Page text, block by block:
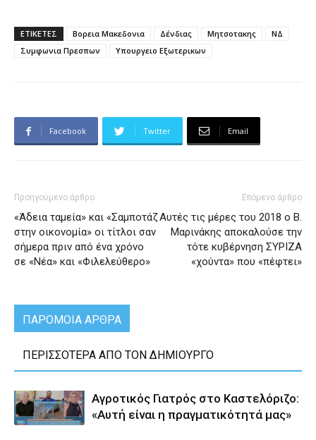
ΕΤΙΚΕΤΕΣ Βορεια Μακεδονια Δένδιας Μητσοτακης
ΝΔ
Συμφωνια Πρεσπων
Υπουργειο Εξωτερικων
Facebook Twitter Email
Προηγούμενο άρθρο
«Άδεια ταμεία» και «Σαμποτάζ
στην οικονομία» οι τίτλοι σαν
σήμερα πριν από ένα χρόνο
σε «Νέα» και «Φιλελεύθερο»
Επόμενο άρθρο
Αυτές τις μέρες του 2018 ο Β.
Μαρινάκης αποκαλούσε την
τότε κυβέρνηση ΣΥΡΙΖΑ
«χούντα» που «πέφτει»
ΠΑΡΟΜΟΙΑ ΑΡΘΡΑ
ΠΕΡΙΣΣΟΤΕΡΑ ΑΠΟ ΤΟΝ ΔΗΜΙΟΥΡΓΟ
Αγροτικός Γιατρός στο Καστελόριζο:
«Αυτή είναι η πραγματικότητά μας»